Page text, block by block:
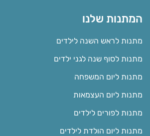
המתנות שלנו
מתנות לראש השנה לילדים
מתנות לסוף שנה לגני ילדים
מתנות ליום המשפחה
מתנות ליום העצמאות
מתנות לפורים לילדים
מתנות ליום הולדת לילדים